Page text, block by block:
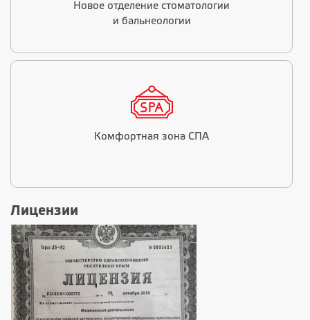
Новое отделение стоматологии
и бальнеологии
Комфортная зона СПА
Лицензии